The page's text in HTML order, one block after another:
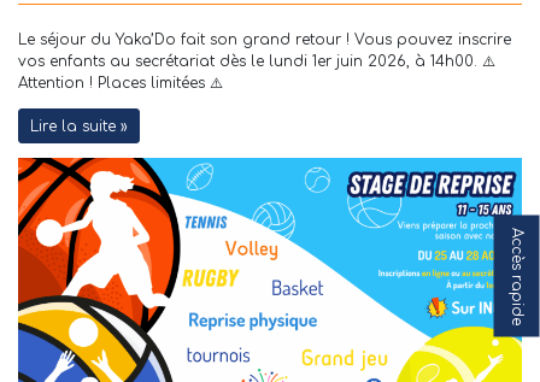
Le séjour du Yaka’Do fait son grand retour ! Vous pouvez inscrire
vos enfants au secrétariat dès le lundi 1er juin 2026, à 14h00. ⚠️
Attention ! Places limitées ⚠️
Lire la suite »
Accès rapide